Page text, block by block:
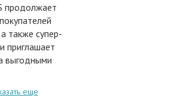
продолжает
также супер-
приглашает
выгодными
в при
еще